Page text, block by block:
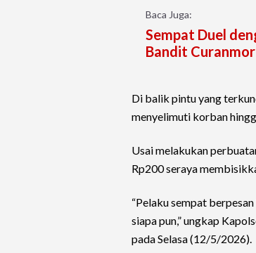
Baca Juga:
Sempat Duel
Bandit
Di balik pintu yang
menyelimuti korban
Usai melakukan
Rp200 seraya
“Pelaku sempat
siapa pun,” ungkap
pada Selasa (12/5/2026).